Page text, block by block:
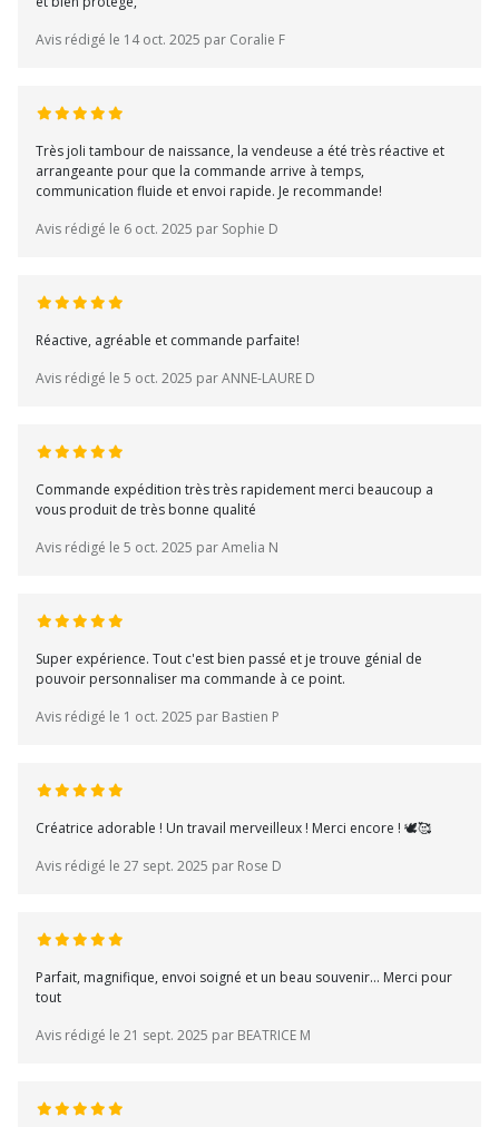
Avis rédigé le 14 oct. 2025 par Coralie F
Très joli tambour de naissance, la vendeuse a été très réactive et
arrangeante pour que la commande arrive à temps,
communication fluide et envoi rapide. Je recommande!
Avis rédigé le 6 oct. 2025 par Sophie D
Réactive, agréable et commande parfaite!
Avis rédigé le 5 oct. 2025 par ANNE-LAURE D
Commande expédition très très rapidement merci beaucoup a
vous produit de très bonne qualité
Avis rédigé le 5 oct. 2025 par Amelia N
Super expérience. Tout c'est bien passé et je trouve génial de
pouvoir personnaliser ma commande à ce point.
Avis rédigé le 1 oct. 2025 par Bastien P
Créatrice adorable ! Un travail merveilleux ! Merci encore ! 🕊️🥰
Avis rédigé le 27 sept. 2025 par Rose D
Parfait, magnifique, envoi soigné et un beau souvenir... Merci pour
tout
Avis rédigé le 21 sept. 2025 par BEATRICE M